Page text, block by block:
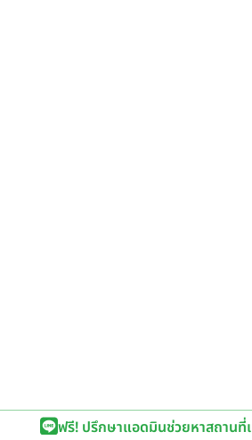
ฟรี! ปรึกษาแอดมินช่วยหาสถานที่